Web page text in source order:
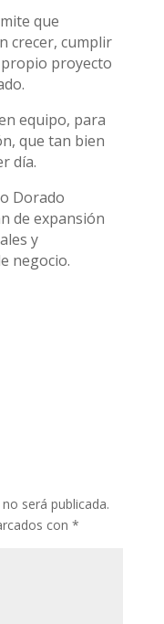
que
crecer, cumplir
proyecto
equipo, para
que tan bien
día.
Dorado
de expansión
y
negocio.
será publicada.
con *